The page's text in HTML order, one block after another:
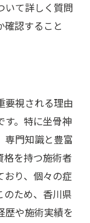
いて詳しく質問
認すること
要視される理由
す。特に坐骨神
専門知識と豊富
を持つ施術者
おり、個々の症
ため、香川県
歴や施術実績を